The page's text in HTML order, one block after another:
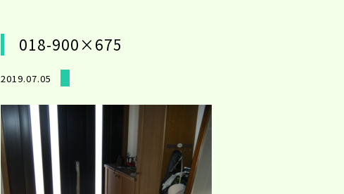
018-900×675
2019.07.05